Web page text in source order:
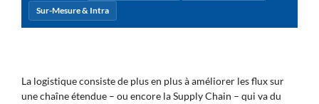
Sur-Mesure & Intra
La logistique consiste de plus en plus à améliorer les flux sur
une chaîne étendue – ou encore la Supply Chain – qui va du